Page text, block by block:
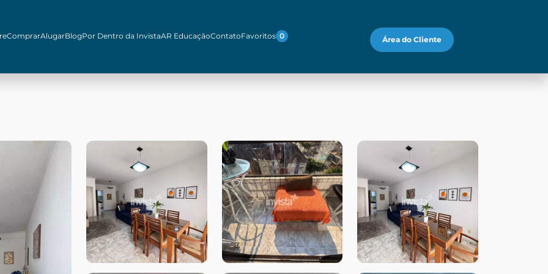
ComprarAlugarBlogPor Dentro da InvistaAR EducaçãoContatoFavoritos 0 Área do Cliente